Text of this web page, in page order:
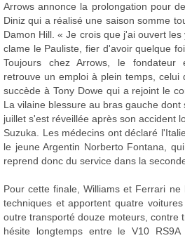
Arrows annonce la prolongation pour
Diniz qui a réalisé une saison somme
Damon Hill. « Je crois que j'ai ouvert
clame le Pauliste, fier d'avoir quelque
Toujours chez Arrows, le fondateur
retrouve un emploi à plein temps, celui
succède à Tony Dowe qui a rejoint le
La vilaine blessure au bras gauche
juillet s'est réveillée après son accident
Suzuka. Les médecins ont déclaré
le jeune Argentin Norberto Fontana,
reprend donc du service dans la
Pour cette finale, Williams et Ferrari
techniques et apportent quatre
outre transporté douze moteurs, contre
hésite longtemps entre le V10